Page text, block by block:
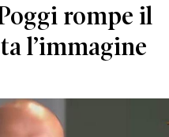
rompe il
l’immagine